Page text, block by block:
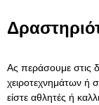
Ας περάσουμε στις
χειροτεχνημάτων ή
είστε αθλητές ή